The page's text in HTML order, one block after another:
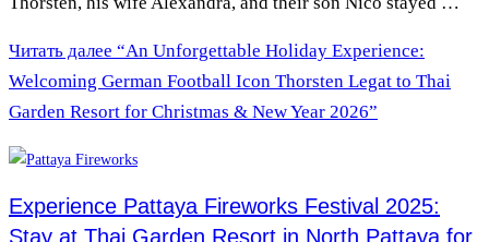
Читать далее “An Unforgettable Holiday Experience:
Welcoming German Football Icon Thorsten Legat to Thai
Garden Resort for Christmas & New Year 2026”
Experience Pattaya Fireworks Festival 2025:
Stay at Thai Garden Resort in North Pattaya for